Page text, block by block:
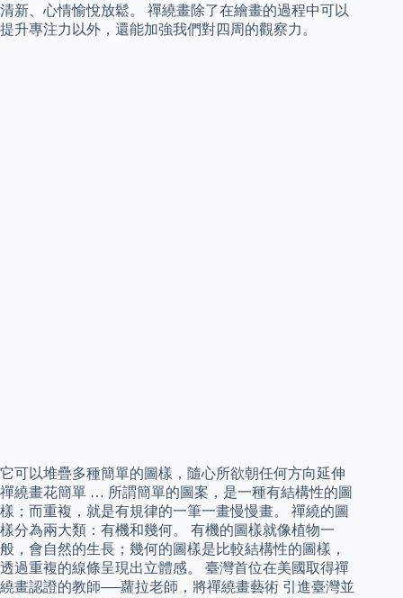
清新、心情愉悅放鬆。 禪繞畫除了在繪畫的過程中可以
提升專注力以外，還能加強我們對四周的觀察力。
它可以堆疊多種簡單的圖樣，隨心所欲朝任何方向延伸
禪繞畫花簡單 … 所謂簡單的圖案，是一種有結構性的圖
樣；而重複，就是有規律的一筆一畫慢慢畫。 禪繞的圖
樣分為兩大類：有機和幾何。 有機的圖樣就像植物一
般，會自然的生長；幾何的圖樣是比較結構性的圖樣，
透過重複的線條呈現出立體感。 臺灣首位在美國取得禪
繞畫認證的教師──蘿拉老師，將禪繞畫藝術 引進臺灣並